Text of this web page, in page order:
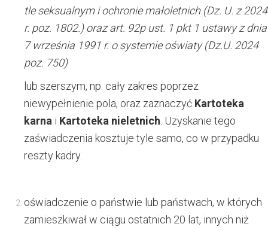
tle seksualnym i ochronie małoletnich (Dz. U. z 2024
r. poz. 1802.) oraz art. 92p ust. 1 pkt 1 ustawy z dnia
7 września 1991 r. o systemie oświaty (Dz.U. 2024
poz. 750)
lub szerszym, np. cały zakres poprzez
niewypełnienie pola, oraz zaznaczyć Kartoteka
karna i Kartoteka nieletnich . Uzyskanie tego
zaświadczenia kosztuje tyle samo, co w przypadku
reszty kadry.
oświadczenie o państwie lub państwach, w których
zamieszkiwał w ciągu ostatnich 20 lat, innych niż